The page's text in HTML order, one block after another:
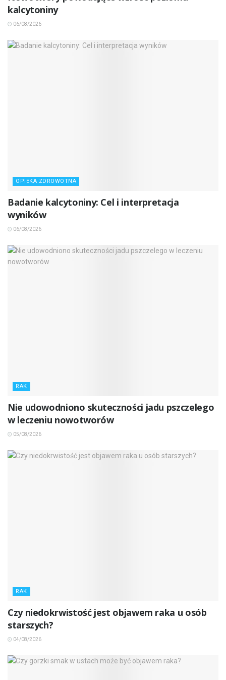
kalcytoniny
06/08/2026
OPIEKA ZDROWOTNA
Badanie kalcytoniny: Cel i interpretacja
wyników
06/08/2026
RAK
Nie udowodniono skuteczności jadu pszczelego
w leczeniu nowotworów
05/08/2026
RAK
Czy niedokrwistość jest objawem raka u osób
starszych?
04/08/2026